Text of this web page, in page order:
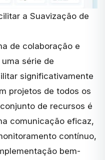
a Suavização de
de colaboração e
série de
significativamente
projetos de todos os
conjunto de recursos é
comunicação eficaz,
contínuo,
bem-